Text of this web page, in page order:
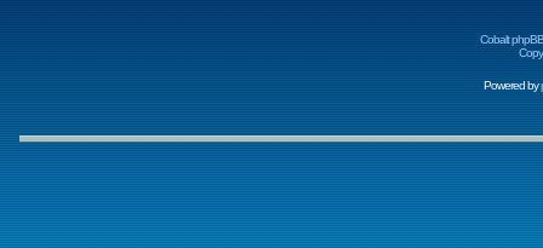
Cobalt
Powered by